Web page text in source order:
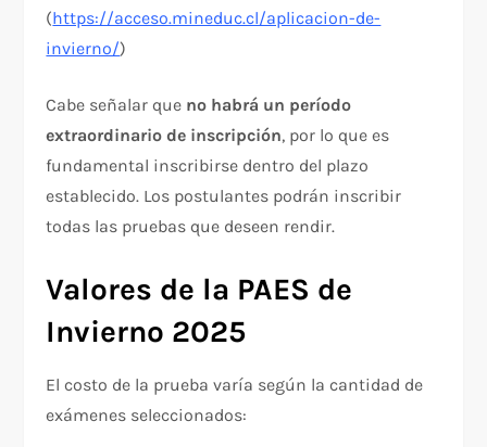
(https://acceso.mineduc.cl/aplicacion-de-
invierno/)
Cabe señalar que no habrá un período
extraordinario de inscripción, por lo que es
fundamental inscribirse dentro del plazo
establecido. Los postulantes podrán inscribir
todas las pruebas que deseen rendir.
Valores de la PAES de
Invierno 2025
El costo de la prueba varía según la cantidad de
exámenes seleccionados: